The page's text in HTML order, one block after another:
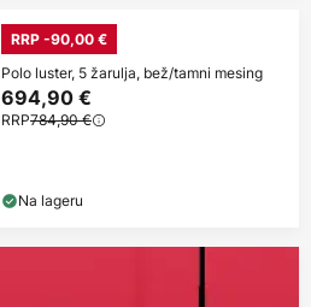
RRP -90,00 €
Polo luster, 5 žarulja, bež/tamni mesing
694,90 €
RRP784,90 €
Na lageru